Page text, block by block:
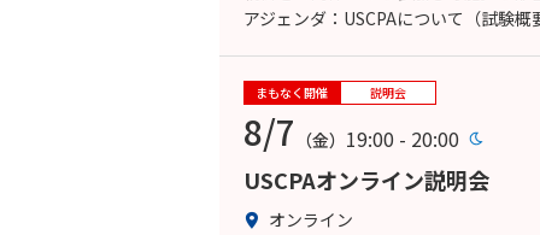
アジェンダ：USCPAについて（試験
まもなく開催 説明会
8/7 （金） 19:00 - 20:00
USCPAオンライン説明会
オンライン